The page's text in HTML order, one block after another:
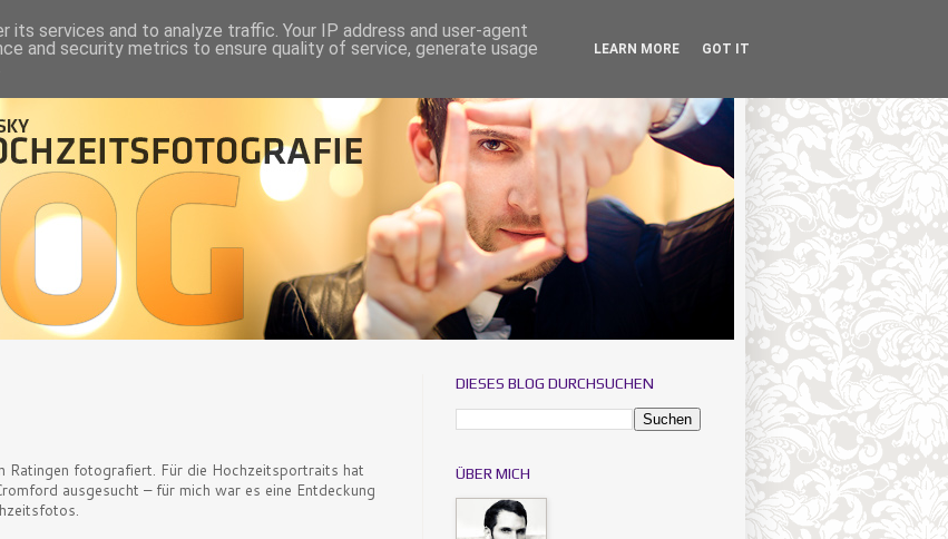
Ratingen fotografiert. Für die Hochzeitsportraits hat
ausgesucht – für mich war es eine Entdeckung
DIESES BLOG DURCHSUCHEN
ÜBER MICH
services and to analyze traffic. Your IP address and user-agent
and security metrics to ensure quality of service, generate usage
LEARN MORE GOT IT